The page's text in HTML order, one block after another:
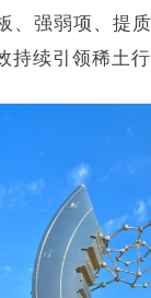
、强弱项、提
续引领稀土